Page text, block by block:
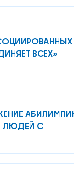
ВСЕХ»
ЛЮДЕЙ С